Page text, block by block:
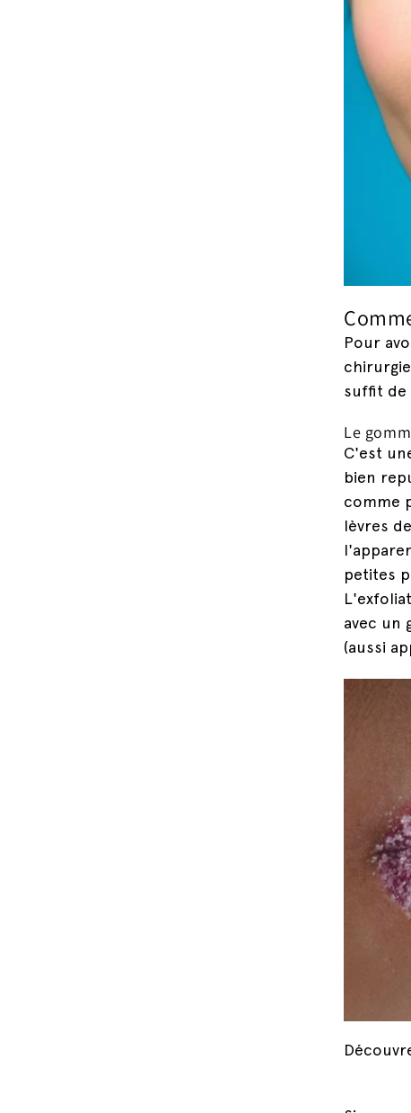
Pour
suffit de
Le
C'est
bien
comme
lèvres
petites
avec un
(aussi